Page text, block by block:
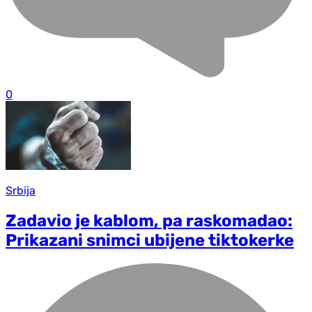
0
Srbija
Zadavio je kablom, pa raskomadao:
Prikazani snimci ubijene tiktokerke